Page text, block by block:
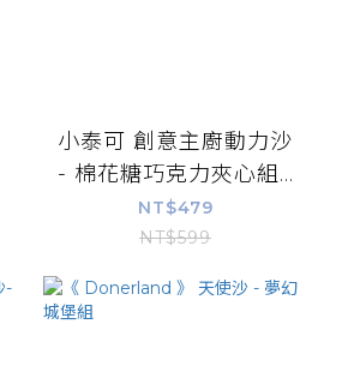
小泰可 創意主廚動力沙
- 棉花糖巧克力夾心組...
NT$479
NT$599